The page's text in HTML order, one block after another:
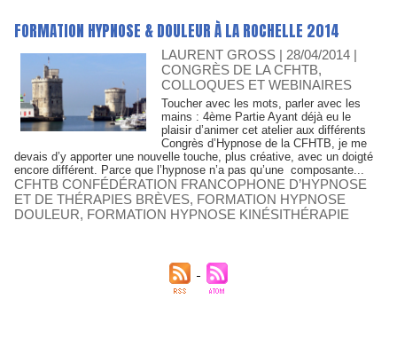
FORMATION HYPNOSE & DOULEUR À LA ROCHELLE 2014
LAURENT GROSS | 28/04/2014 |
CONGRÈS DE LA CFHTB,
COLLOQUES ET WEBINAIRES
Toucher avec les mots, parler avec les
mains : 4ème Partie Ayant déjà eu le
plaisir d’animer cet atelier aux différents
Congrès d’Hypnose de la CFHTB, je me
devais d’y apporter une nouvelle touche, plus créative, avec un doigté
encore différent. Parce que l’hypnose n’a pas qu’une composante...
CFHTB CONFÉDÉRATION FRANCOPHONE D’HYPNOSE
ET DE THÉRAPIES BRÈVES, FORMATION HYPNOSE
DOULEUR, FORMATION HYPNOSE KINÉSITHÉRAPIE